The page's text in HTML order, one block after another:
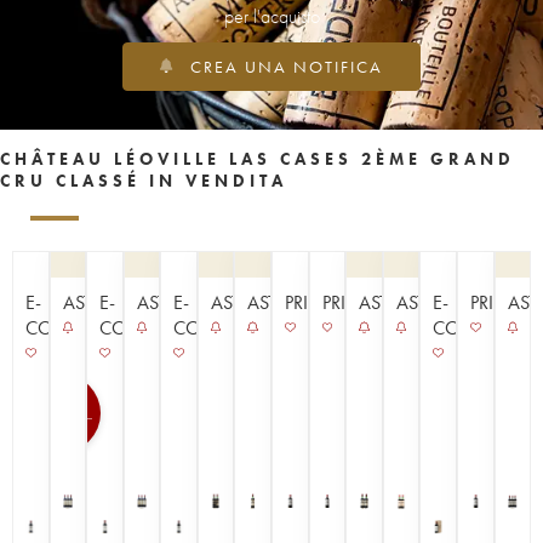
per l'acquisto
CREA UNA NOTIFICA
CHÂTEAU LÉOVILLE LAS CASES 2ÈME GRAND
CRU CLASSÉ IN VENDITA
E-
COMMERCE
ASTAE-
COMMERCE
ASTAE-
COMMERCE
ASTAASTAPRIMEURS
PRIMEURS
ASTAASTAE-
COMMERCE